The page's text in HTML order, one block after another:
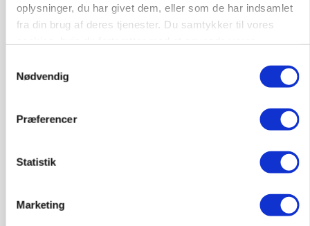
oplysninger, du har givet dem, eller som de har indsamlet
fra din brug af deres tjenester. Du samtykker til vores
Nødvendig
Præferencer
Statistik
Marketing
presser markedet